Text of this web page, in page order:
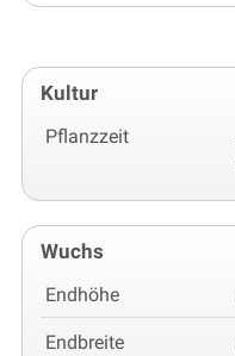
Kultur
Pflanzzeit
Wuchs
Endhöhe
Endbreite